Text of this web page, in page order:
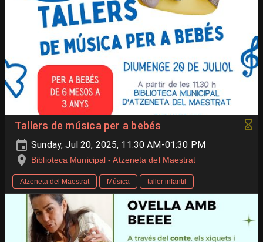
Tallers de música per a bebés
Sunday, Jul 20, 2025, 11:30 AM-01:30 PM
Biblioteca Municipal - Atzeneta del Maestrat
Atzeneta del Maestrat Música taller infantil